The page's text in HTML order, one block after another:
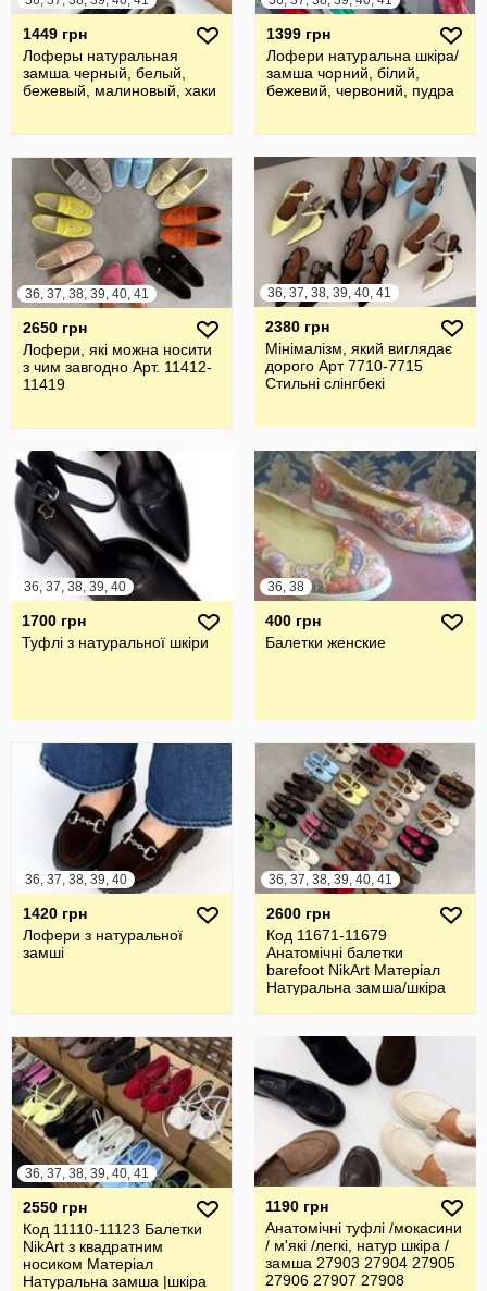
1449 грн
Лоферы натуральная
замша черный, белый,
бежевый, малиновый, хаки
1399 грн
Лофери натуральна шкіра/
замша чорний, білий,
бежевий, червоний, пудра
36, 37, 38, 39, 40, 41
2650 грн
Лофери, які можна носити
з чим завгодно Арт. 11412-
11419
36, 37, 38, 39, 40, 41
2380 грн
Мінімалізм, який виглядає
дорого Арт 7710-7715
Стильні слінгбекі
36, 37, 38, 39, 40
1700 грн
Туфлі з натуральної шкіри
36, 38
400 грн
Балетки женские
36, 37, 38, 39, 40
1420 грн
Лофери з натуральної
замші
36, 37, 38, 39, 40, 41
2600 грн
Код 11671-11679
Анатомічні балетки
barefoot NikArt Матеріал
Натуральна замша/шкіра
36, 37, 38, 39, 40, 41
2550 грн
Код 11110-11123 Балетки
NikArt з квадратним
носиком Матеріал
Натуральна замша |шкіра
1190 грн
Анатомічні туфлі /мокасини
/ м'які /легкі, натур шкіра /
замша 27903 27904 27905
27906 27907 27908